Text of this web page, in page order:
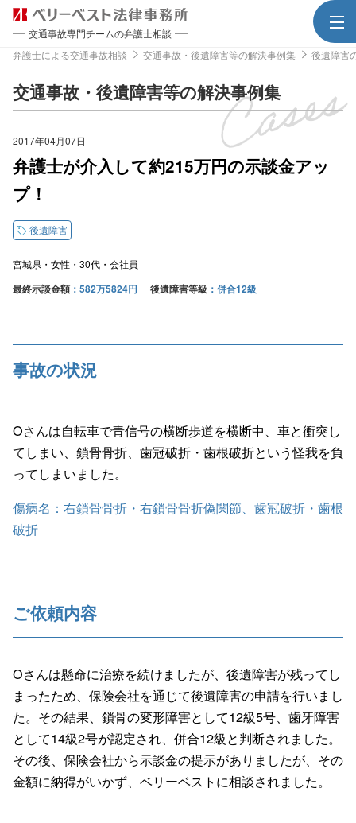
交通事故専門チームの弁護士相談
弁護士による交通事故相談
交通事故・後遺障害等の解決事例集 後遺障害
交通事故・後遺障害等の解決事例集
2017年04月07日
弁護士が介入して約215万円の示談金アッ
プ！
後遺障害
宮城県 女性 30代 会社員
最終示談金額 582万5824円 後遺障害等級 併合12級
事故の状況
Oさんは自転車で青信号の横断歩道を横断中、車と衝突し
てしまい、鎖骨骨折、歯冠破折・歯根破折という怪我を負
ってしまいました。
傷病名：右鎖骨骨折・右鎖骨骨折偽関節、歯冠破折・歯根
破折
ご依頼内容
Oさんは懸命に治療を続けましたが、後遺障害が残ってし
まったため、保険会社を通じて後遺障害の申請を行いまし
た。その結果、鎖骨の変形障害として12級5号、歯牙障害
として14級2号が認定され、併合12級と判断されました。
その後、保険会社から示談金の提示がありましたが、その
金額に納得がいかず、ベリーベストに相談されました。